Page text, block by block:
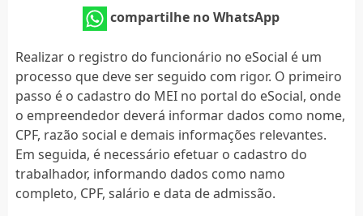
compartilhe no WhatsApp
Realizar o registro do funcionário no eSocial é um
processo que deve ser seguido com rigor. O primeiro
passo é o cadastro do MEI no portal do eSocial, onde
o empreendedor deverá informar dados como nome,
CPF, razão social e demais informações relevantes.
Em seguida, é necessário efetuar o cadastro do
trabalhador, informando dados como namo
completo, CPF, salário e data de admissão.